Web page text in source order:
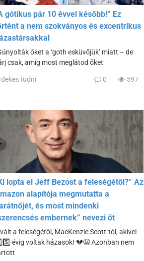
gótikus pár 10 évvel később!” Ez
a nem szokványos és excentrikus
őket a ‘goth esküvőjük’ miatt – de
csak, amíg most meglátod őket
tudni 0 597
lopta el Jeff Bezost a feleségétől?” Az
alapítója megmutatta a
és most mindenki
embernek” nevezi őt
a feleségétől, MacKenzie Scott-tól, akivel
évig voltak házasok! 💔😧 Azonban nem